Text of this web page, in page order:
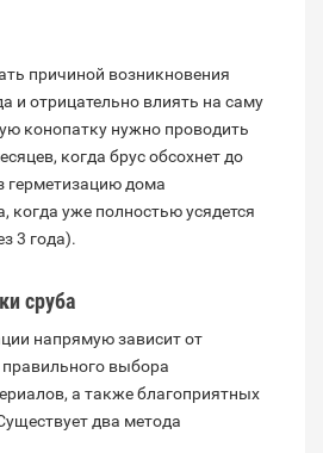
причиной возникновения
и отрицательно влиять на саму
конопатку нужно проводить
когда брус обсохнет до
герметизацию дома
когда уже полностью усядется
3 года).
сруба
напрямую зависит от
выбора
а также благоприятных
два метода